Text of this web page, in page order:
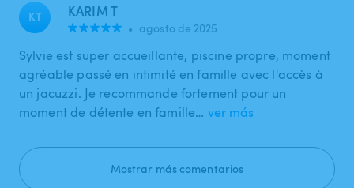
KT KARIM T
• agosto de 2025
Sylvie est super accueillante, piscine propre, moment
agréable passé en intimité en famille avec l'accès à
un jacuzzi. Je recommande fortement pour un
moment de détente en famille… ver más
Mostrar más comentarios